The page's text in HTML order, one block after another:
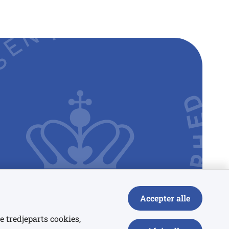
tredjeparts cookies,
Accepter alle